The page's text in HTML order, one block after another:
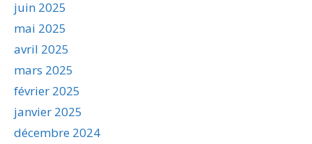
juin 2025
mai 2025
avril 2025
mars 2025
février 2025
janvier 2025
décembre 2024